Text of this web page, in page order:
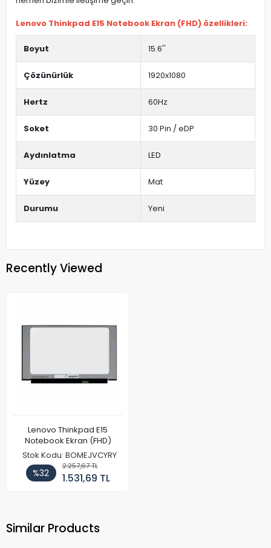
Lenovo Thinkpad E15 Notebook Ekran (FHD) özellikleri:
Boyut 15.6''
Çözünürlük 1920x1080
Hertz 60Hz
Soket 30 Pin / eDP
Aydınlatma LED
Yüzey Mat
Durumu Yeni
Recently Viewed
Lenovo Thinkpad E15
Notebook Ekran (FHD)
Stok Kodu: BOMEJVCYRY
%32
2.257,67 TL
1.531,69 TL
Similar Products